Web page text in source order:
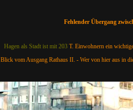
Fehlender Übergang
Hagen als Stadt ist mit 203 T. Einwohnern ein
Blick vom Ausgang Rathaus II. - Wer von hier aus in